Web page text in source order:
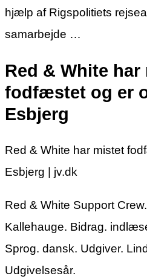
hjælp af Rigspolitiets
samarbejde …
Red & White
fodfæstet og er
Esbjerg
Red & White har mistet
Esbjerg | jv.dk
Red & White Support
Kallehauge. Bidrag.
Sprog. dansk. Udgiver.
Udgivelsesår.